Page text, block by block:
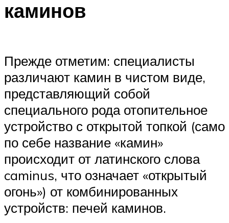
каминов
Прежде отметим: специалисты
различают камин в чистом виде,
представляющий собой
специального рода отопительное
устройство с открытой топкой (само
по себе название «камин»
происходит от латинского слова
caminus, что означает «открытый
огонь») от комбинированных
устройств: печей каминов.